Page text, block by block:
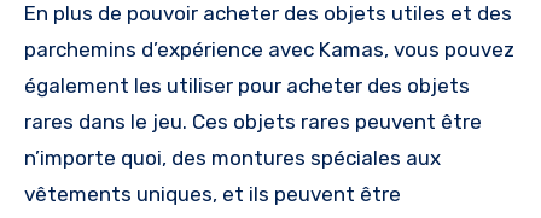
En plus de pouvoir acheter des objets utiles et des
parchemins d’expérience avec Kamas, vous pouvez
également les utiliser pour acheter des objets
rares dans le jeu. Ces objets rares peuvent être
n’importe quoi, des montures spéciales aux
vêtements uniques, et ils peuvent être